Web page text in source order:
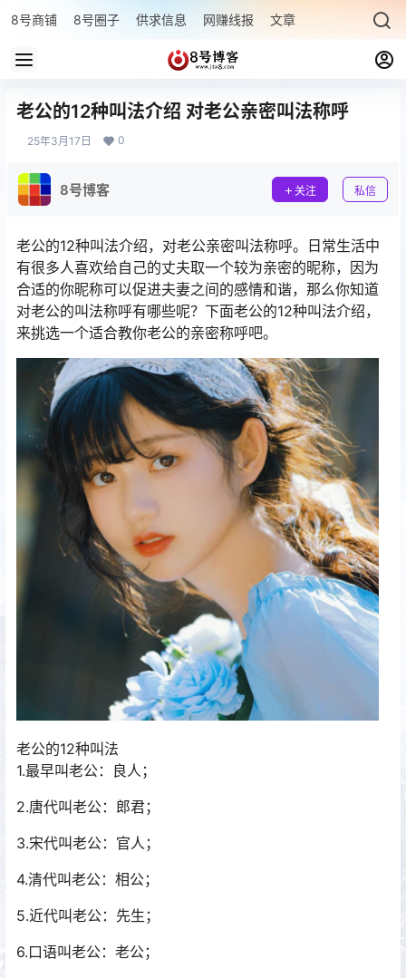
8号商铺 8号圈子 供求信息 网赚线报 文章专题 最新文章
老公的12种叫法介绍 对老公亲密叫法称呼
25年3月17日 0
8号博客 关注 私信
老公的12种叫法介绍，对老公亲密叫法称呼。日常生活中
有很多人喜欢给自己的丈夫取一个较为亲密的昵称，因为
合适的你昵称可以促进夫妻之间的感情和谐，那么你知道
对老公的叫法称呼有哪些呢？下面老公的12种叫法介绍，
来挑选一个适合教你老公的亲密称呼吧。
老公的12种叫法
1.最早叫老公：良人；
2.唐代叫老公：郎君；
3.宋代叫老公：官人；
4.清代叫老公：相公；
5.近代叫老公：先生；
6.口语叫老公：老公；